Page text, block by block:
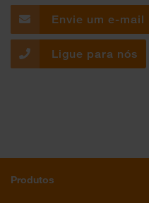
Envie um e-mail
Ligue para nós
Produtos